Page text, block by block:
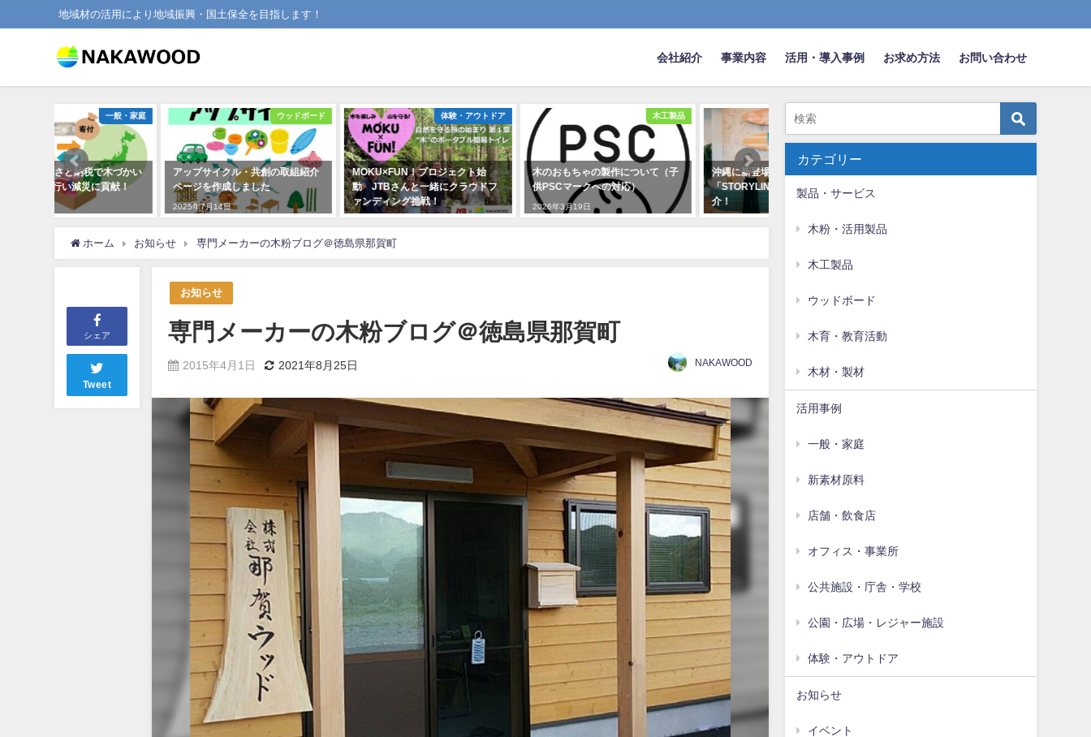
地域材の活用により地域振興・国土保全を目指します！
会社紹介 事業内容 活用・導入事例 お求め方法 お問い合わせ
ウッドボード
アップサイクル・共創の取組紹介
ページを作成しました
2025年7月14日
体験・アウトドア
MOKU×FUN！プロジェクト始
動 JTBさんと一緒にクラウドフ
ァンディング挑戦！
木工製品
木のおもちゃの製作について（子
供PSCマークへの対応）
2026年3月19日
ウッドボード
沖縄に新登場のリゾートホテル
「STORYLINE 瀬長島」のご紹
介！
に取り組み持続可能な未来を目指
す」取組が放送されました
ホーム お知らせ 専門メーカーの木粉ブログ＠徳島県那賀町
シェア
Tweet
お知らせ
専門メーカーの木粉ブログ＠徳島県那賀町
2015年4月1日 2021年8月25日 NAKAWOOD
カテゴリー
製品・サービス
木粉・活用製品
木工製品
ウッドボード
木育・教育活動
木材・製材
活用事例
一般・家庭
新素材原料
店舗・飲食店
オフィス・事業所
公共施設・庁舎・学校
公園・広場・レジャー施設
体験・アウトドア
お知らせ
イベント